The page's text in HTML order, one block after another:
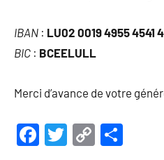
IBAN : LU02 0019 4955 4541
BIC : BCEELULL
Merci d’avance de votre
Facebook
Twitter
Copy